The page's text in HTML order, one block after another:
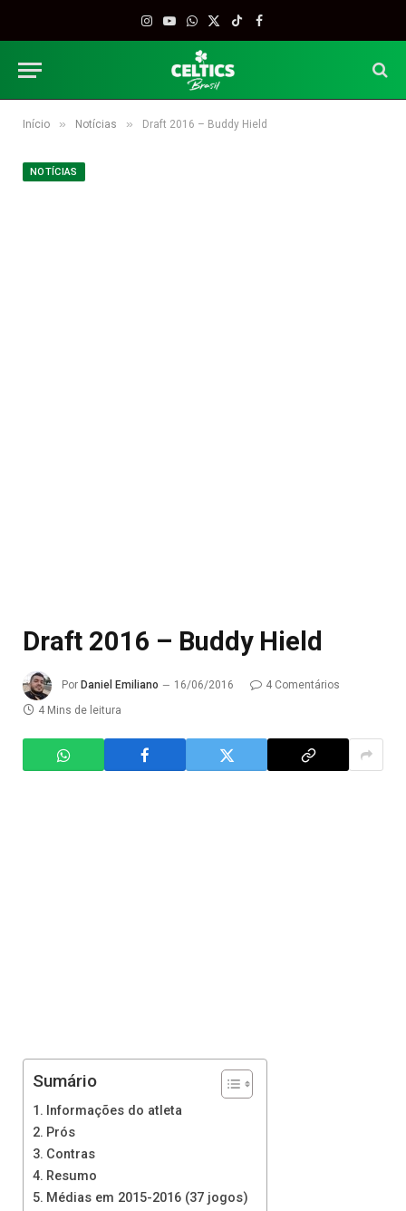
Instagram
YouTube
WhatsApp
X
TikTokFacebook
Início » Notícias » Draft 2016 – Buddy Hield
NOTÍCIAS
Draft 2016 – Buddy Hield
Por Daniel Emiliano 16/06/2016
4 Comentários
4 Mins de leitura
Sumário
Informações do atleta
Prós
Contras
Resumo
Médias em 2015-2016 (37 jogos)